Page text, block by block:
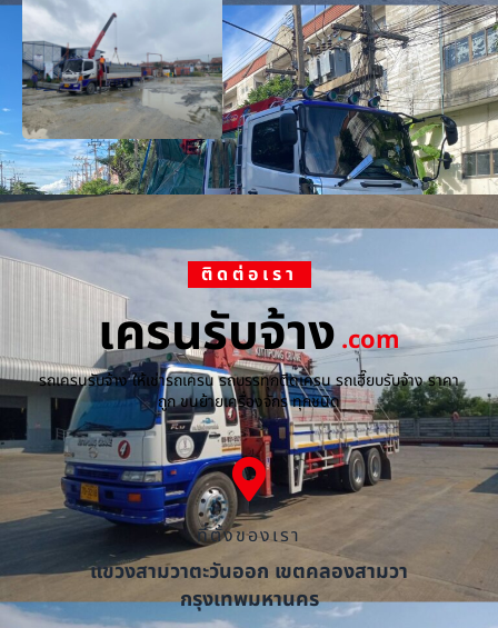
ติดต่อเรา
เครนรับจ้าง.com
รถเครนรับจ้าง ให้เช่ารถเครน รถบรรทุกติดเครน รถเฮี๊ยบรับจ้าง ราคา
ถูก ขนย้ายเครื่องจักร ทุกชนิด
ที่ตั้งของเรา
แขวงสามวาตะวันออก เขตคลองสามวา
กรุงเทพมหานคร